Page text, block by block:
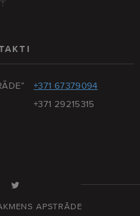
+371 67379094
+371 29215315
APSTRĀDE